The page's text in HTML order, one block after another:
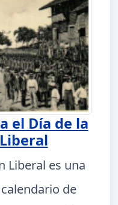
el Día de la
Liberal es una
de